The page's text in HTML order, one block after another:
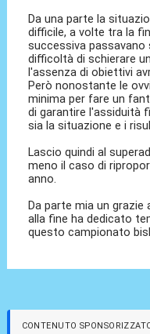
Da una parte la
difficile, a volte tra la
successiva
difficoltà di schierare
l'assenza di obiettivi
Però nonostante le
minima per fare un
di garantire l'assiduità
sia la situazione e i
Lascio quindi al
meno il caso di
anno.
Da parte mia un
alla fine ha dedicato
questo campionato
CONTENUTO